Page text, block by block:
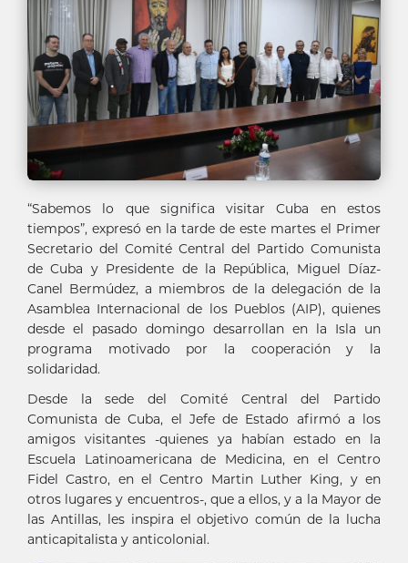
“Sabemos lo que significa visitar Cuba en estos
tiempos”, expresó en la tarde de este martes el Primer
Secretario del Comité Central del Partido Comunista
de Cuba y Presidente de la República, Miguel Díaz-
Canel Bermúdez, a miembros de la delegación de la
Asamblea Internacional de los Pueblos (AIP), quienes
desde el pasado domingo desarrollan en la Isla un
programa motivado por la cooperación y la
solidaridad.
Desde la sede del Comité Central del Partido
Comunista de Cuba, el Jefe de Estado afirmó a los
amigos visitantes -quienes ya habían estado en la
Escuela Latinoamericana de Medicina, en el Centro
Fidel Castro, en el Centro Martin Luther King, y en
otros lugares y encuentros-, que a ellos, y a la Mayor de
las Antillas, les inspira el objetivo común de la lucha
anticapitalista y anticolonial.